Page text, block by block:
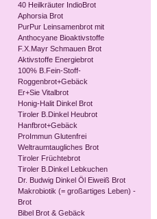
40 Heilkräuter IndioBrot
Aphorsia Brot
PurPur Leinsamenbrot mit
Anthocyane Bioaktivstoffe
F.X.Mayr Schmauen Brot
Aktivstoffe Energiebrot
100% B.Fein-Stoff-
Roggenbrot+Gebäck
Er+Sie Vitalbrot
Honig-Halit Dinkel Brot
Tiroler B.Dinkel Heubrot
Hanfbrot+Gebäck
ProImmun Glutenfrei
Weltraumtaugliches Brot
Tiroler Früchtebrot
Tiroler B.Dinkel Lebkuchen
Dr. Budwig Dinkel Öl Eiweiß Brot
Makrobiotik (= großartiges Leben) -
Brot
Bibel Brot & Gebäck